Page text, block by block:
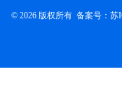
© 2026 版权所有 备案号： 苏